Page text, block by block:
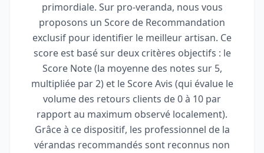
primordiale. Sur pro-veranda, nous vous
proposons un Score de Recommandation
exclusif pour identifier le meilleur artisan. Ce
score est basé sur deux critères objectifs : le
Score Note (la moyenne des notes sur 5,
multipliée par 2) et le Score Avis (qui évalue le
volume des retours clients de 0 à 10 par
rapport au maximum observé localement).
Grâce à ce dispositif, les professionnel de la
vérandas recommandés sont reconnus non